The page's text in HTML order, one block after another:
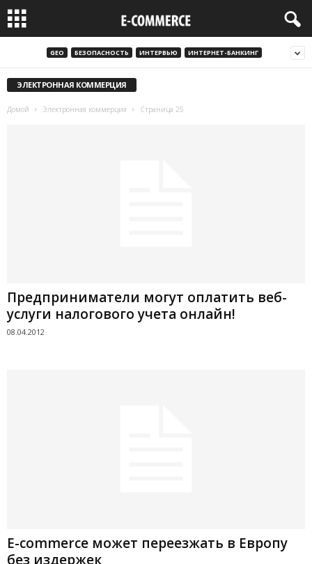
GEO БЕЗОПАСНОСТЬ ИНТЕРВЬЮ ИНТЕРНЕТ-БАНКИНГ
ЭЛЕКТРОННАЯ КОММЕРЦИЯ
Домой Электронная коммерция Страница 25
Предприниматели могут оплатить веб-
услуги налогового учета онлайн!
08.04.2012
E-commerce может переезжать в Европу
без издержек